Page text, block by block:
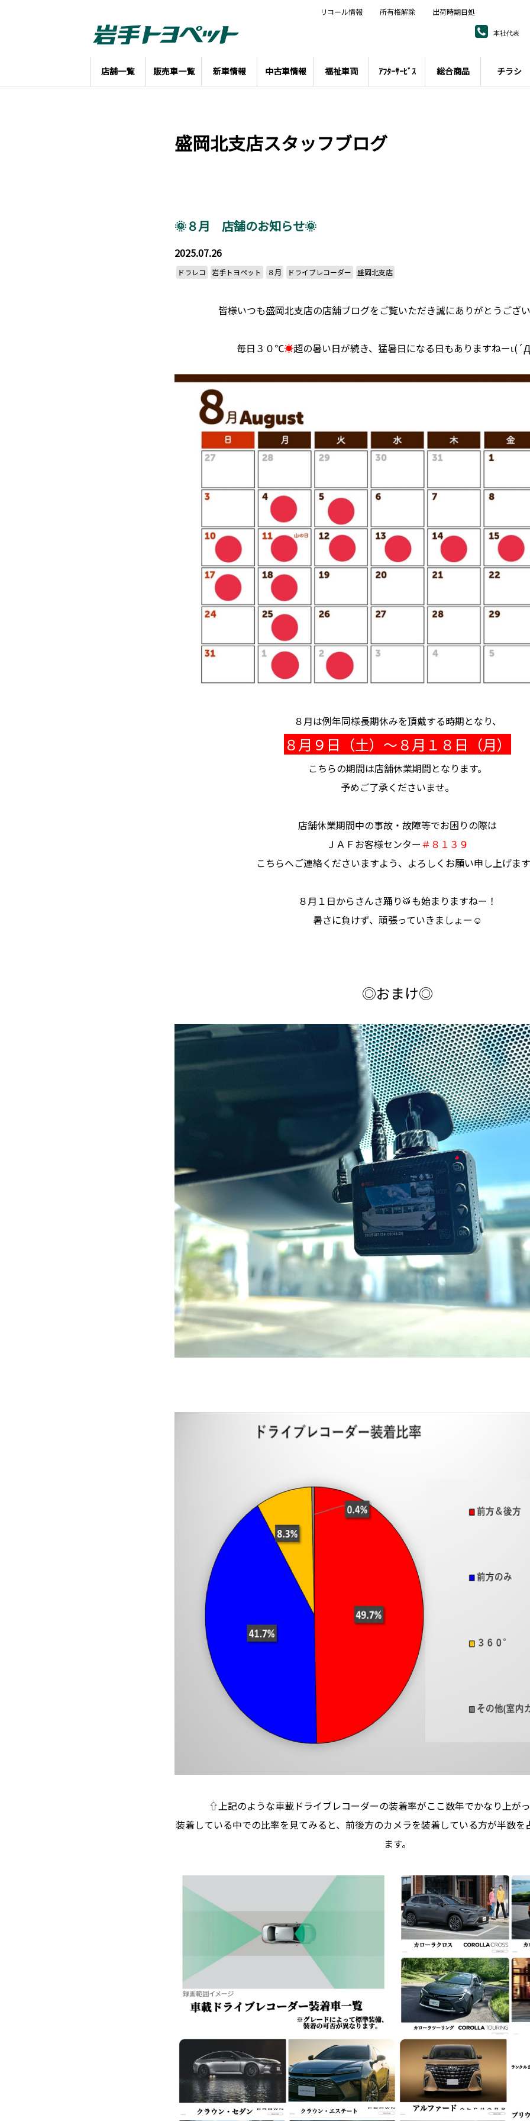
本社代表
店舗一覧 販売車一覧 新車情報 中古車情報 福祉車両 ｱﾌﾀｰｻｰﾋﾞｽ 総合商品 チラシ
リコール情報 所有権解除 出荷時期目処
盛岡北支店スタッフブログ
🌞８月 店舗のお知らせ🌞
2025.07.26
ドラレコ 岩手トヨペット ８月 ドライブレコーダー 盛岡北支店
皆様いつも盛岡北支店の店舗ブログをご覧いただき誠にありがとうご
毎日３０℃☀超の暑い日が続き、猛暑日になる日もありますねー
８月は例年同様長期休みを頂戴する時期となり、
８月９日（土）～８月１８日（月）
こちらの期間は店舗休業期間となります。
予めご了承くださいませ。
店舗休業期間中の事故・故障等でお困りの際は
ＪＡＦお客様センター＃８１３９
こちらへご連絡くださいますよう、よろしくお願い申し上げま
８月１日からさんさ踊り🥁も始まりますねー！
暑さに負けず、頑張っていきましょー☺
◎おまけ◎
⇧上記のような車載ドライブレコーダーの装着率がここ数年でかなり上が
装着している中での比率を見てみると、前後方のカメラを装着している方が半数を
ます。